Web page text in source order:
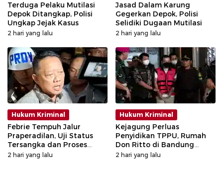
Terduga Pelaku Mutilasi
Depok Ditangkap, Polisi
Ungkap Jejak Kasus
2 hari yang lalu
Jasad Dalam Karung
Gegerkan Depok, Polisi
Selidiki Dugaan Mutilasi
2 hari yang lalu
Hukum Kriminal
Febrie Tempuh Jalur
Praperadilan, Uji Status
Tersangka dan Proses
Penyidikan
2 hari yang lalu
Hukum Kriminal
Kejagung Perluas
Penyidikan TPPU, Rumah
Don Ritto di Bandung
Digeledah
2 hari yang lalu